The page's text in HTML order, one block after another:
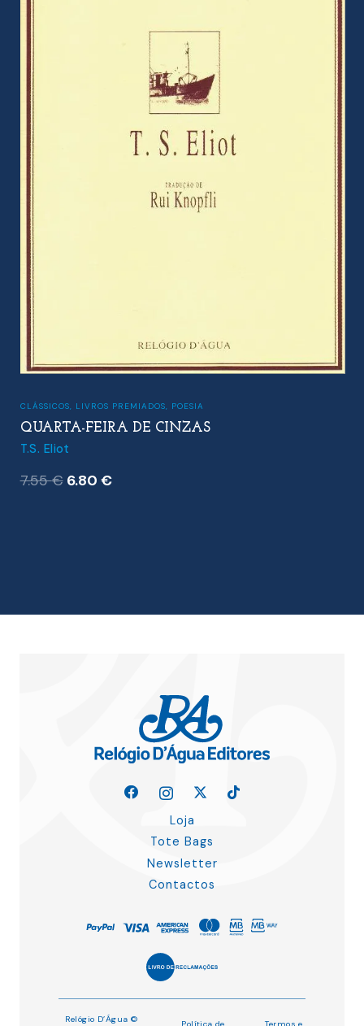
CLÁSSICOS LIVROS PREMIADOS POESIA
QUARTA-FEIRA DE CINZAS
T.S. Eliot
7.55€ O
6.80 €O
Loja
Tote Bags
Newsletter
Contactos
Relógio D’Água ©